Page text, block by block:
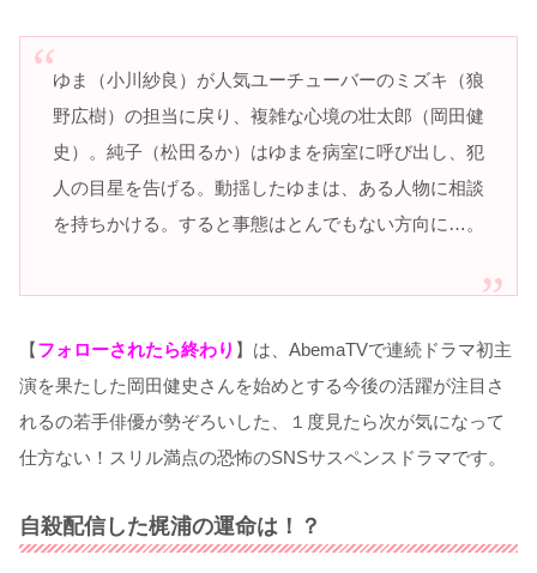
ゆま（小川紗良）が人気ユーチューバーのミズキ（狼
野広樹）の担当に戻り、複雑な心境の壮太郎（岡田健
史）。純子（松田るか）はゆまを病室に呼び出し、犯
人の目星を告げる。動揺したゆまは、ある人物に相談
を持ちかける。すると事態はとんでもない方向に…。
【フォローされたら終わり 】は、AbemaTVで連続ドラマ初主
演を果たした岡田健史さんを始めとする今後の活躍が注目さ
れるの若手俳優が勢ぞろいした、１度見たら次が気になって
仕方ない！スリル満点の恐怖のSNSサスペンスドラマです。
自殺配信した梶浦の運命は！？